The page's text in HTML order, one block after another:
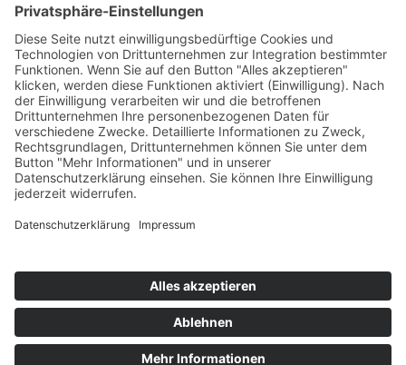
BDS-Centro Schorndorf
Über uns
Kontakt
Mitglied werden
Datenschutz
Impressum
Fachgeschäfte
COPYRIGHT © 2025
BDS-CENTRO SCHORNDORF E.V.